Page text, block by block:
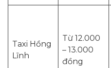
Taxi Hồng
Lĩnh
Từ 12.000
– 13.000
đồng